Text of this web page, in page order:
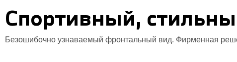
Спортивный,
Безошибочно узнаваемый фронтальный вид. Фирменная